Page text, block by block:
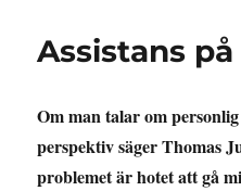
Assistans
Om man talar om
perspektiv säger Thomas
problemet är hotet att gå